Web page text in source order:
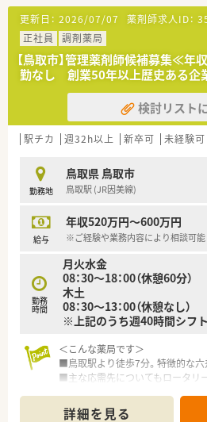
【募集背景と求める人物像について
■今後の店舗体制をより一層強化
めの増員募集となります。
■皮膚科領域の専門知識を深めた
医療に関心のある方を歓迎します
■チームワークを大切にし、「和気
きたいという方を求めています。
【勤務実態について】
■水曜日は17時、土曜日は13時ま
■有給休暇は半日単位での取得も
て柔軟に利用することができます。
■社長や近隣店舗のスタッフによ
【想定されるキャリアイメージ】
シャリストとして成長できます。
■施設在宅の経験を積むことで、
でのスキルを身につけられます。
■将来的には、ご自身の希望と適
管理薬剤師を目指すことも可能で
更新日： 2026/07/07 薬剤師求人ID：
正社員
調剤薬局
【鳥取市】管理薬剤師候補募集≪
勤なし 創業50年以上歴史ある企
検討リスト
駅チカ 週32h以上 新卒可 未経験可
勤務地
鳥取県 鳥取市
鳥取駅 (JR因美線)
給与
年収520万円～600万円
※ご経験や業務内容により相談可能
勤務
時間
月火水金
08：30～18：00（休憩60分）
木土
08：30～13：00（休憩なし）
※上記のうち週40時間シフ
＜こんな薬局です＞
■鳥取駅より徒歩7分。特徴的な六
■主な応需先についてもロータリ
日用品も多く取扱っており、店舗
詳細を見る